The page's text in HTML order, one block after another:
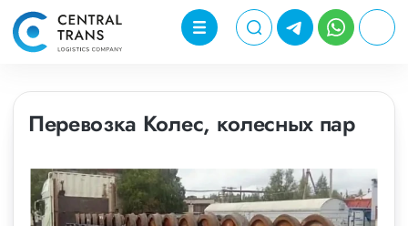
Перевозка Колес, колесных пар